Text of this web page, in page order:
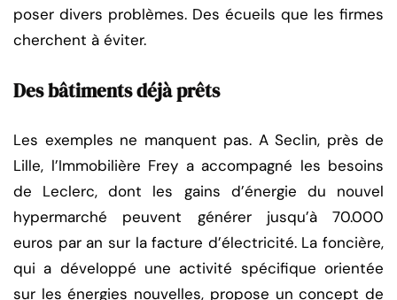
poser divers problèmes. Des écueils que les firmes
cherchent à éviter.
Des bâtiments déjà prêts
Les exemples ne manquent pas. A Seclin, près de
Lille, l’Immobilière Frey a accompagné les besoins
de Leclerc, dont les gains d’énergie du nouvel
hypermarché peuvent générer jusqu’à 70.000
euros par an sur la facture d’électricité. La foncière,
qui a développé une activité spécifique orientée
sur les énergies nouvelles, propose un concept de